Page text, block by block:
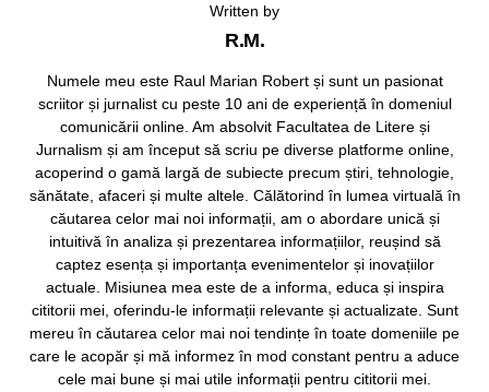
Written by
R.M.
Numele meu este Raul Marian Robert și sunt un pasionat
scriitor și jurnalist cu peste 10 ani de experiență în domeniul
comunicării online. Am absolvit Facultatea de Litere și
Jurnalism și am început să scriu pe diverse platforme online,
acoperind o gamă largă de subiecte precum știri, tehnologie,
sănătate, afaceri și multe altele. Călătorind în lumea virtuală în
căutarea celor mai noi informații, am o abordare unică și
intuitivă în analiza și prezentarea informațiilor, reușind să
captez esența și importanța evenimentelor și inovațiilor
actuale. Misiunea mea este de a informa, educa și inspira
cititorii mei, oferindu-le informații relevante și actualizate. Sunt
mereu în căutarea celor mai noi tendințe în toate domeniile pe
care le acopăr și mă informez în mod constant pentru a aduce
cele mai bune și mai utile informații pentru cititorii mei.